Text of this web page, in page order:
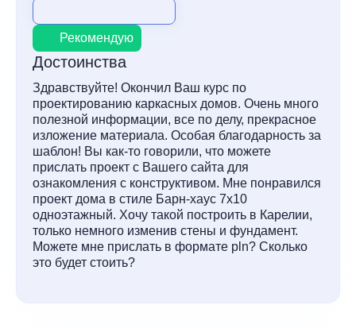
Рекомендую
Достоинства
Здравствуйте! Окончил Ваш курс по
проектированию каркасных домов. Очень много
полезной информации, все по делу, прекрасное
изложение материала. Особая благодарность за
шаблон! Вы как-то говорили, что можете
прислать проект с Вашего сайта для
ознакомления с конструктивом. Мне понравился
проект дома в стиле Барн-хаус 7х10
одноэтажный. Хочу такой построить в Карелии,
только немного изменив стены и фундамент.
Можете мне прислать в формате pln? Сколько
это будет стоить?